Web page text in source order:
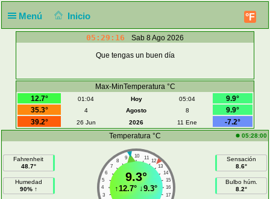
Menú Inicio °F
05:29:16 Sab 8 Ago 2026
Que tengas un buen día
Max-MinTemperatura °C
12.7°
01:04 Hoy 05:04
9.9°
35.3°
4 Agosto 8
9.9°
39.2°
26 Jun 2026 11 Ene
-7.2°
Temperatura °C
05:28:00
Fahrenheit
48.7°
Humedad
90% ↑
10
9 11
8
12
7
13
6
14
5
15
4
16
3
17
9.3°
↑12.7° ↓9.3°
Sensación
8.6°
Bulbo húm.
8.2°